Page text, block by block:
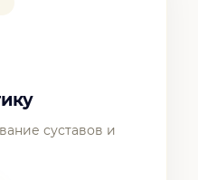
суставов и